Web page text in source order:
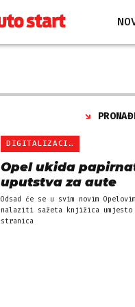
DIGITALIZACIJA
Opel ukida
uputstva za aute
Odsad će se u svim novim
nalaziti sažeta knjižica umjesto
stranica